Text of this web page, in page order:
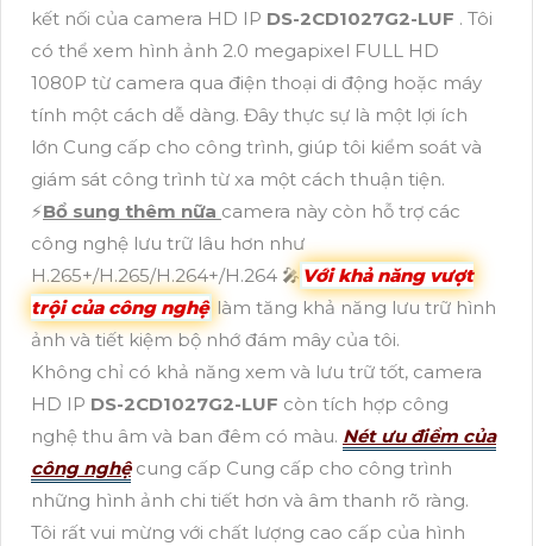
kết nối của camera HD IP DS-2CD1027G2-LUF . Tôi
có thể xem hình ảnh 2.0 megapixel FULL HD
1080P từ camera qua điện thoại di động hoặc máy
tính một cách dễ dàng. Đây thực sự là một lợi ích
lớn Cung cấp cho công trình, giúp tôi kiểm soát và
giám sát công trình từ xa một cách thuận tiện.
️⚡Bổ sung thêm nữa camera này còn hỗ trợ các
công nghệ lưu trữ lâu hơn như
H.265+/H.265/H.264+/H.264 🎤 Với khả năng vượt
trội của công nghệ làm tăng khả năng lưu trữ hình
ảnh và tiết kiệm bộ nhớ đám mây của tôi.
Không chỉ có khả năng xem và lưu trữ tốt, camera
HD IP DS-2CD1027G2-LUF còn tích hợp công
nghệ thu âm và ban đêm có màu. Nét ưu điểm của
công nghệcung cấp Cung cấp cho công trình
những hình ảnh chi tiết hơn và âm thanh rõ ràng.
Tôi rất vui mừng với chất lượng cao cấp của hình